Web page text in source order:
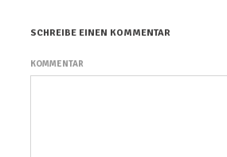
SCHREIBE EINEN KOMMENTAR
KOMMENTAR